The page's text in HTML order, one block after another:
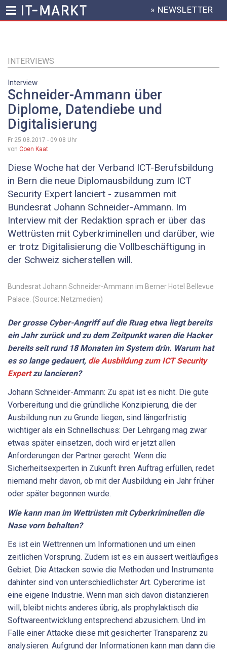
Inhalt
HEADER
MENU
» NEWSLETTER
INTERVIEWS
Interview
Schneider-Ammann über
Diplome, Datendiebe und
Digitalisierung
Fr 25.08.2017 - 09:08 Uhr
von Coen Kaat
Diese Woche hat der Verband ICT-Berufsbildung
in Bern die neue Diplomausbildung zum ICT
Security Expert lanciert - zusammen mit
Bundesrat Johann Schneider-Ammann. Im
Interview mit der Redaktion sprach er über das
Wettrüsten mit Cyberkriminellen und darüber, wie
er trotz Digitalisierung die Vollbeschäftigung in
der Schweiz sicherstellen will.
Bundesrat Johann Schneider-Ammann im Berner Hotel Bellevue
Palace. (Source: Netzmedien)
Der grosse Cyber-Angriff auf die Ruag etwa liegt bereits
ein Jahr zurück und zu dem Zeitpunkt waren die Hacker
bereits seit rund 18 Monaten im System drin. Warum hat
es so lange gedauert, die Ausbildung zum ICT Security
Expertzu lancieren?
Johann Schneider-Ammann: Zu spät ist es nicht. Die gute
Vorbereitung und die gründliche Konzipierung, die der
Ausbildung nun zu Grunde liegen, sind längerfristig
wichtiger als ein Schnellschuss: Der Lehrgang mag zwar
etwas später einsetzen, doch wird er jetzt allen
Anforderungen der Partner gerecht. Wenn die
Sicherheitsexperten in Zukunft ihren Auftrag erfüllen, redet
niemand mehr davon, ob mit der Ausbildung ein Jahr früher
oder später begonnen wurde.
Wie kann man im Wettrüsten mit Cyberkriminellen die
Nase vorn behalten?
Es ist ein Wettrennen um Informationen und um einen
zeitlichen Vorsprung. Zudem ist es ein äussert weitläufiges
Gebiet. Die Attacken sowie die Methoden und Instrumente
dahinter sind von unterschiedlichster Art. Cybercrime ist
eine eigene Industrie. Wenn man sich davon distanzieren
will, bleibt nichts anderes übrig, als prophylaktisch die
Softwareentwicklung entsprechend abzusichern. Und im
Falle einer Attacke diese mit gesicherter Transparenz zu
analysieren. Aufgrund der Informationen kann man dann die